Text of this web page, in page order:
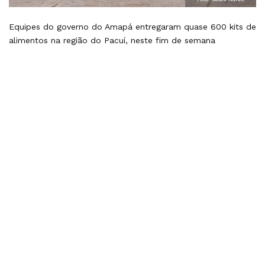
Equipes do governo do Amapá entregaram quase 600 kits de
alimentos na região do Pacuí, neste fim de semana